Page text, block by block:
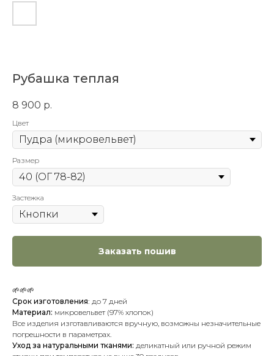
Рубашка теплая
8 900 р.
Цвет
Размер
Застежка
Заказать пошив
🌱🌱🌱
Срок изготовления: до 7 дней
Материал: микровельвет (97% хлопок)
Все изделия изготавливаются вручную, возможны незначительные
погрешности в параметрах.
Уход за натуральными тканями: деликатный или ручной режим